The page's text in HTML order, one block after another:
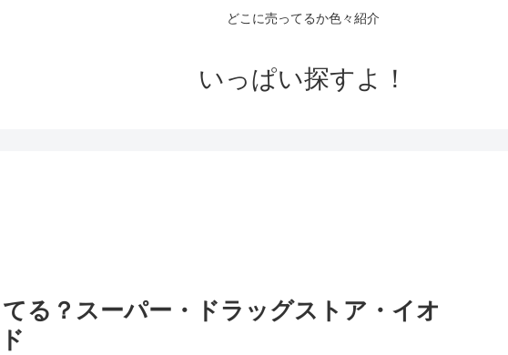
どこに売ってるか色々紹介
いっぱい探すよ！
る？スーパー・ドラッグストア・イオ